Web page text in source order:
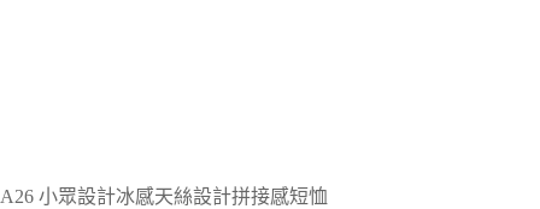
A26 小眾設計冰感天絲設計拼接感短恤